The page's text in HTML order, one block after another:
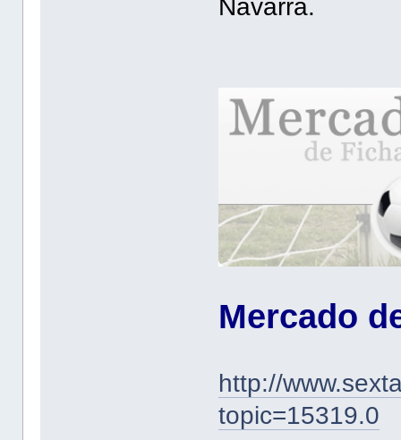
Navarra.
Mercado
http://
topic=15319.0